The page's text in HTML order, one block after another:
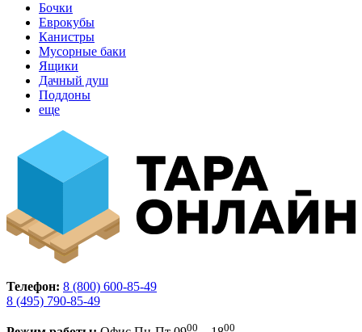
Бочки
Еврокубы
Канистры
Мусорные баки
Ящики
Дачный душ
Поддоны
еще
Телефон: 8 (800) 600-85-49
8 (495) 790-85-49
00 00